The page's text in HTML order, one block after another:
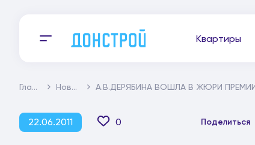
Квартиры
Главная Новости
22.06.2011 0 Поделиться